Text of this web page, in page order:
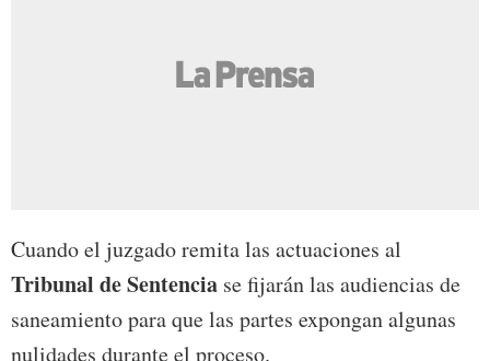
Cuando el juzgado remita las actuaciones al
Tribunal de Sentencia se fijarán las audiencias de
saneamiento para que las partes expongan algunas
nulidades durante el proceso.